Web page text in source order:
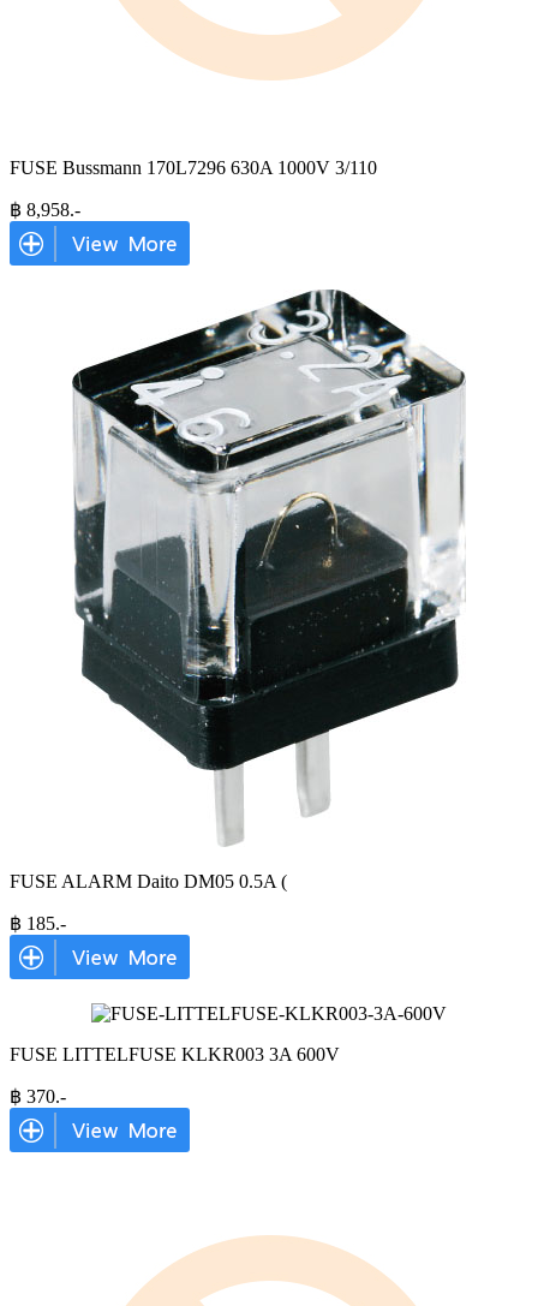
FUSE Bussmann 170L7296 630A 1000V 3/110
฿ 8,958.-
FUSE ALARM Daito DM05 0.5A (
฿ 185.-
FUSE LITTELFUSE KLKR003 3A 600V
฿ 370.-